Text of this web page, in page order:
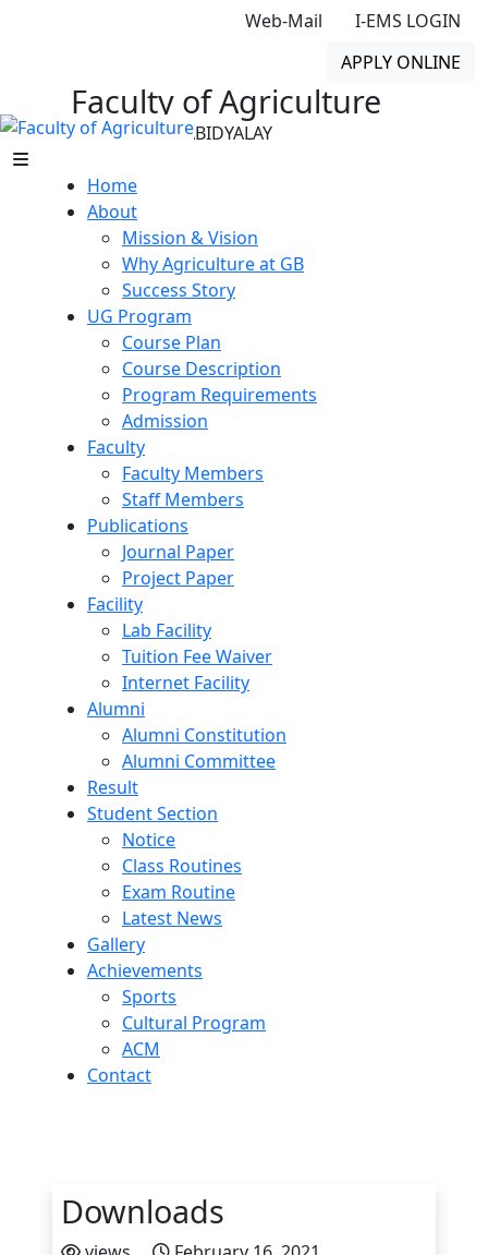
Web-Mail
I-EMS LOGIN
APPLY ONLINE
Faculty of Agriculture
GONO BISHWABIDYALAY
Home
About
Mission & Vision
Why Agriculture at GB
Success Story
UG Program
Course Plan
Course Description
Program Requirements
Admission
Faculty
Faculty Members
Staff Members
Publications
Journal Paper
Project Paper
Facility
Lab Facility
Tuition Fee Waiver
Internet Facility
Alumni
Alumni Constitution
Alumni Committee
Result
Student Section
Notice
Class Routines
Exam Routine
Latest News
Gallery
Achievements
Sports
Cultural Program
ACM
Contact
Downloads